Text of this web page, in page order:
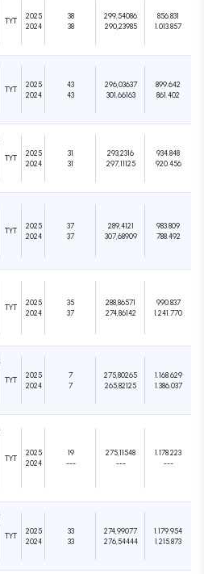
TYT
2025
2024
38
38
299,54086
290,23985
856.831
1.013.857
TYT
2025
2024
43
43
296,03637
301,66163
899.642
861.402
TYT
2025
2024
31
31
293,2316
297,11125
934.848
920.456
TYT
2025
2024
37
37
289,4121
307,68909
983.809
788.492
TYT
2025
2024
35
37
288,86571
274,86142
990.837
1.241.770
TYT
2025
2024
7
7
275,80265
265,82125
1.168.629
1.386.037
TYT
2025
2024
19
---
275,11548
---
1.178.223
---
TYT
2025
2024
33
33
274,99077
276,54444
1.179.954
1.215.873